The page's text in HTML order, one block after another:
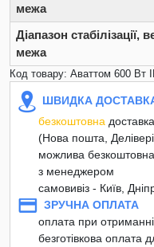
межа
Діапазон стабілізації,
межа
Код товару: Аваттом 600 Вт
ШВИДКА
безкоштовна
(Нова пошта,
можлива
з менеджером
самовивіз - Київ,
ЗРУЧНА ОПЛАТА
оплата при отриманні
безготівкова оплата